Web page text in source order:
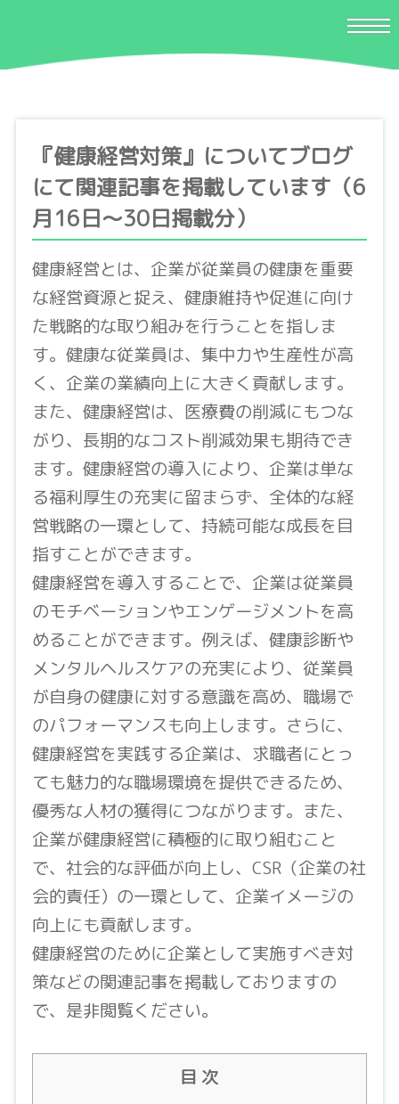
『健康経営対策』についてブログ
にて関連記事を掲載しています（6
月16日〜30日掲載分）
健康経営とは、企業が従業員の健康を重要
な経営資源と捉え、健康維持や促進に向け
た戦略的な取り組みを行うことを指しま
す。健康な従業員は、集中力や生産性が高
く、企業の業績向上に大きく貢献します。
また、健康経営は、医療費の削減にもつな
がり、長期的なコスト削減効果も期待でき
ます。健康経営の導入により、企業は単な
る福利厚生の充実に留まらず、全体的な経
営戦略の一環として、持続可能な成長を目
指すことができます。
健康経営を導入することで、企業は従業員
のモチベーションやエンゲージメントを高
めることができます。例えば、健康診断や
メンタルヘルスケアの充実により、従業員
が自身の健康に対する意識を高め、職場で
のパフォーマンスも向上します。さらに、
健康経営を実践する企業は、求職者にとっ
ても魅力的な職場環境を提供できるため、
優秀な人材の獲得につながります。また、
企業が健康経営に積極的に取り組むこと
で、社会的な評価が向上し、CSR（企業の社
会的責任）の一環として、企業イメージの
向上にも貢献します。
健康経営のために企業として実施すべき対
策などの関連記事を掲載しておりますの
で、是非閲覧ください。
目 次